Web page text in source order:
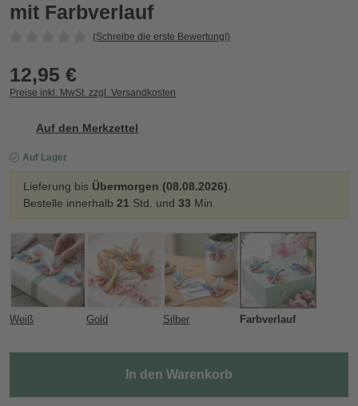
mit Farbverlauf
(Schreibe die erste Bewertung!)
12,95 €
Preise inkl. MwSt. zzgl. Versandkosten
Auf den Merkzettel
Auf Lager
Lieferung bis Übermorgen (08.08.2026).
Bestelle innerhalb 21 Std. und 33 Min.
Weiß Gold Silber Farbverlauf
In den Warenkorb